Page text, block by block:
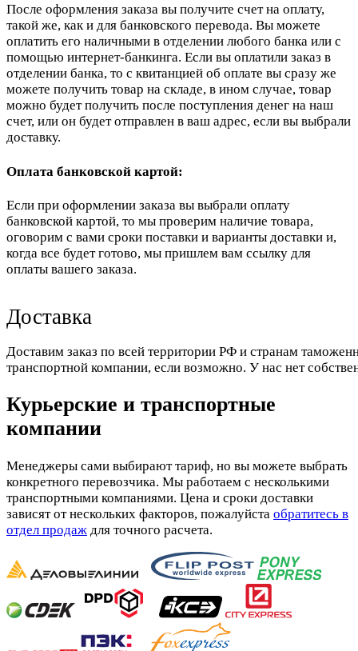
После оформления заказа вы получите счет на оплату,
такой же, как и для банковского перевода. Вы можете
оплатить его наличными в отделении любого банка или с
помощью интернет-банкинга. Если вы оплатили заказ в
отделении банка, то с квитанцией об оплате вы сразу же
можете получить товар на складе, в ином случае, товар
можно будет получить после поступления денег на наш
счет, или он будет отправлен в ваш адрес, если вы выбрали
доставку.
Оплата банковской картой:
Если при оформлении заказа вы выбрали оплату
банковской картой, то мы проверим наличие товара,
оговорим с вами сроки поставки и варианты доставки и,
когда все будет готово, мы пришлем вам ссылку для
оплаты вашего заказа.
Доставка
Доставим заказ по всей территории РФ и странам
транспортной компании, если возможно. У нас нет
Курьерские и транспортные
компании
Менеджеры сами выбирают тариф, но вы можете выбрать
конкретного перевозчика. Мы работаем с несколькими
транспортными компаниями. Цена и сроки доставки
зависят от нескольких факторов, пожалуйста обратитесь в
отдел продаж для точного расчета.